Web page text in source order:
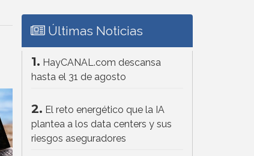
Últimas Noticias
1. HayCANAL.com descansa
hasta el 31 de agosto
2. El reto energético que la IA
plantea a los data centers y sus
riesgos aseguradores